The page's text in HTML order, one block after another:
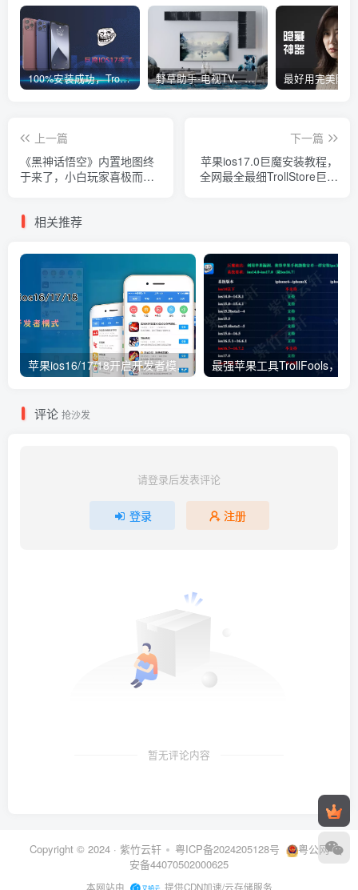
100%安装成功，TrollStore巨魔商店ios17来了，这些系统马上起飞了 野草助手-电视TV、安卓必装的一款软件，超级好用
上一篇
《黑神话悟空》内置地图终
于来了，小白玩家喜极而
下一篇
苹果ios17.0巨魔安装教程，
全网最全最细TrollStore巨魔
相关推荐
苹果ios16/17/18开启开发者模式教程，开发者模式有什么用
评论 抢沙发
请登录后发表评论
登录 注册
暂无评论内容
Copyright © 2024 · 紫竹云轩 粤ICP备2024205128号
粤公网
安备44070502000625
本网站由 提供CDN加速/云存储服务